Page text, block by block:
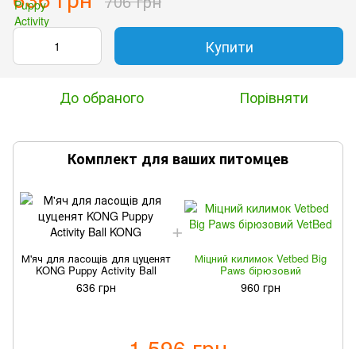
Купити
До обраного Порівняти
Комплект для ваших питомцев
М'яч для ласощів для цуценят
KONG Puppy Activity Ball
636 грн
Міцний килимок Vetbed Big
Paws бірюзовий
960 грн